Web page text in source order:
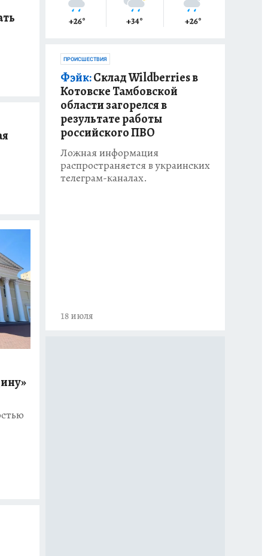
+26° +34° +26°
ПРОИСШЕСТВИЯ
Фэйк:Склад Wildberries в
Котовске Тамбовской
области загорелся в
результате работы
российского ПВО
Ложная информация
распространяется в украинских
телеграм-каналах.
18 июля